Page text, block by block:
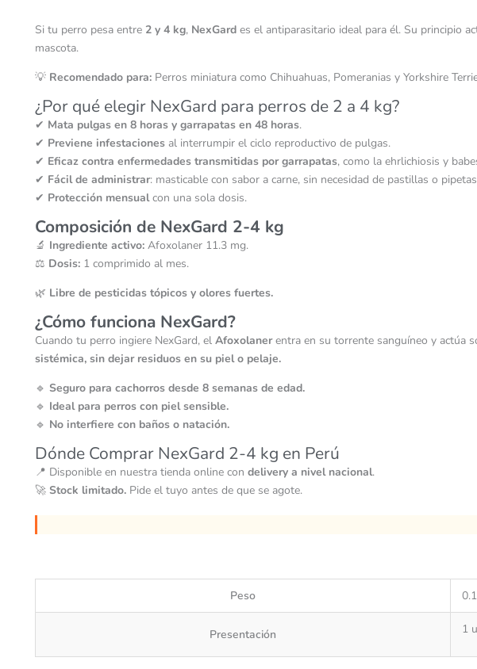
Si tu perro pesa entre 2 y 4 kg, NexGard es el antiparasitario ideal para él. Su principio
mascota.
💡 Recomendado para: Perros miniatura como Chihuahuas, Pomeranias y Yorkshire
¿Por qué elegir NexGard para perros de 2 a 4 kg?
✔ Mata pulgas en 8 horas y garrapatas en 48 horas.
✔ Previene infestaciones al interrumpir el ciclo reproductivo de pulgas.
✔ Eficaz contra enfermedades transmitidas por garrapatas, como la ehrlichiosis y
✔ Fácil de administrar: masticable con sabor a carne, sin necesidad de pastillas o
✔ Protección mensualcon una sola dosis.
Composición de NexGard 2-4 kg
🔬 Ingrediente activo: Afoxolaner 11.3 mg.
⚖️ Dosis: 1 comprimido al mes.
🌿 Libre de pesticidas tópicos y olores fuertes.
¿Cómo funciona NexGard?
Cuando tu perro ingiere NexGard, el Afoxolanerentra en su torrente sanguíneo y actúa
sistémica, sin dejar residuos en su piel o pelaje.
🔹 Seguro para cachorros desde 8 semanas de edad.
🔹 Ideal para perros con piel sensible.
🔹 No interfiere con baños o natación.
Dónde Comprar NexGard 2-4 kg en Perú
📍 Disponible en nuestra tienda online con delivery a nivel nacional.
🚀 Stock limitado. Pide el tuyo antes de que se agote.
Peso
Presentación 1